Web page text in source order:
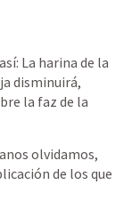
La harina de la
disminuirá,
la faz de la
olvidamos,
de los que